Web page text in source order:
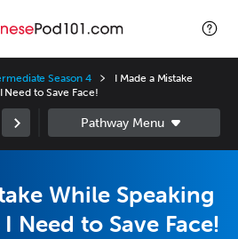
Season 4
I Made a Mistake
Need to Save Face!
While Speaking
Need to Save Face!